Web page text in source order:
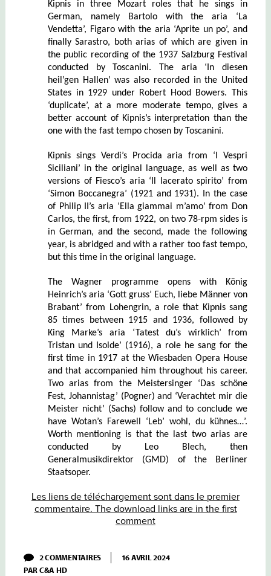
Kipnis in three Mozart roles that he sings in
German, namely Bartolo with the aria ‘La
Vendetta’, Figaro with the aria ‘Aprite un po’, and
finally Sarastro, both arias of which are given in
the public recording of the 1937 Salzburg Festival
conducted by Toscanini. The aria ‘In diesen
heil’gen Hallen’ was also recorded in the United
States in 1929 under Robert Hood Bowers. This
‘duplicate’, at a more moderate tempo, gives a
better account of Kipnis’s interpretation than the
one with the fast tempo chosen by Toscanini.
Kipnis sings Verdi’s Procida aria from ‘I Vespri
Siciliani’ in the original language, as well as two
versions of Fiesco’s aria ‘Il lacerato spirito’ from
‘Simon Boccanegra’ (1921 and 1931). In the case
of Philip II’s aria ‘Ella giammai m’amo’ from Don
Carlos, the first, from 1922, on two 78-rpm sides is
in German, and the second, made the following
year, is abridged and with a rather too fast tempo,
but this time in the original language.
The Wagner programme opens with König
Heinrich’s aria ‘Gott gruss’ Euch, liebe Männer von
Brabant’ from Lohengrin, a role that Kipnis sang
85 times between 1915 and 1936, followed by
King Marke’s aria ‘Tatest du’s wirklich’ from
Tristan und Isolde’ (1916), a role he sang for the
first time in 1917 at the Wiesbaden Opera House
and that accompanied him throughout his career.
Two arias from the Meistersinger ‘Das schöne
Fest, Johannistag’ (Pogner) and ‘Verachtet mir die
Meister nicht’ (Sachs) follow and to conclude we
have Wotan’s Farewell ‘Leb’ wohl, du kühnes…’.
Worth mentioning is that the last two arias are
conducted by Leo Blech, then
Generalmusikdirektor (GMD) of the Berliner
Staatsoper.
Les liens de téléchargement sont dans le premier
commentaire. The download links are in the first
comment
2 COMMENTAIRESSUR
KIPNIS
16 AVRIL 2024
PARC&A HD